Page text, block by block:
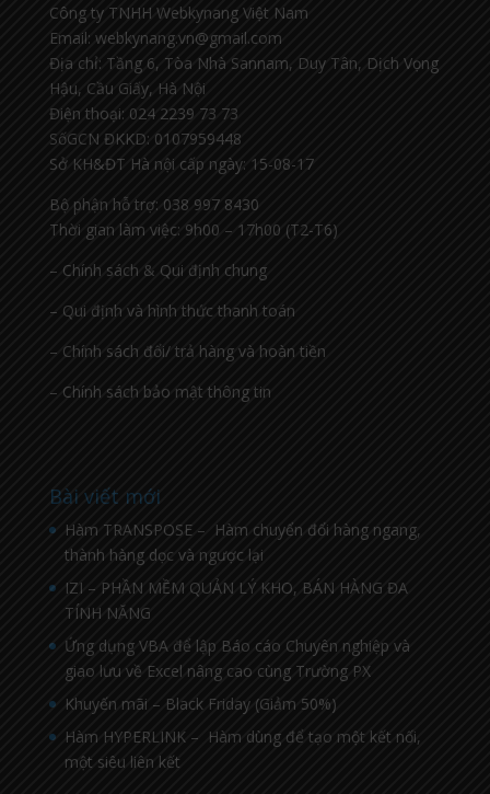
Công ty TNHH Webkynang Việt Nam
Email: webkynang.vn@gmail.com
Địa chỉ: Tầng 6, Tòa Nhà Sannam, Duy Tân, Dịch Vọng
Hậu, Cầu Giấy, Hà Nội
Điện thoại: 024 2239 73 73
SốGCN ĐKKD: 0107959448
Sở KH&ĐT Hà nội cấp ngày: 15-08-17
Bộ phận hỗ trợ: 038 997 8430
Thời gian làm việc: 9h00 – 17h00 (T2-T6)
– Chính sách & Qui định chung
– Qui định và hình thức thanh toán
– Chính sách đổi/ trả hàng và hoàn tiền
– Chính sách bảo mật thông tin
Bài viết mới
Hàm TRANSPOSE – Hàm chuyển đổi hàng ngang,
thành hàng dọc và ngược lại
IZI – PHẦN MỀM QUẢN LÝ KHO, BÁN HÀNG ĐA
TÍNH NĂNG
Ứng dụng VBA để lập Báo cáo Chuyên nghiệp và
giao lưu về Excel nâng cao cùng Trường PX
Khuyến mãi – Black Friday (Giảm 50%)
Hàm HYPERLINK – Hàm dùng để tạo một kết nối,
một siêu liên kết